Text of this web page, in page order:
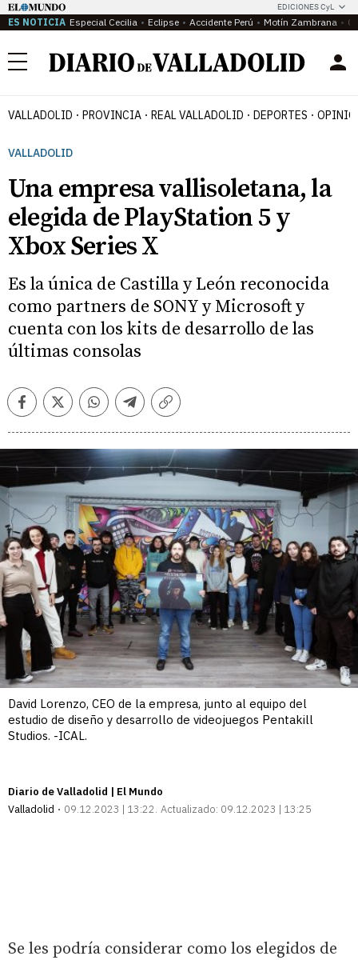
EDICIONES CyL
ES NOTICIA Especial Cecilia Eclipse Accidente Perú Motín Zambrana
Menú
VALLADOLID PROVINCIA REAL VALLADOLID DEPORTES
VALLADOLID
Una empresa vallisoletana, la
elegida de PlayStation 5 y
Xbox Series X
Es la única de Castilla y León reconocida
como partners de SONY y Microsoft y
cuenta con los kits de desarrollo de las
últimas consolas
FacebookTwitterWhatsappTelegramCopiar
David Lorenzo, CEO de la empresa, junto al equipo del
estudio de diseño y desarrollo de videojuegos Pentakill
Studios. -ICAL.
Diario de Valladolid | El Mundo
Valladolid
09.12.2023 | 13:22 Actualizado: 09.12.2023 | 13:25
Se les podría considerar como los elegidos de